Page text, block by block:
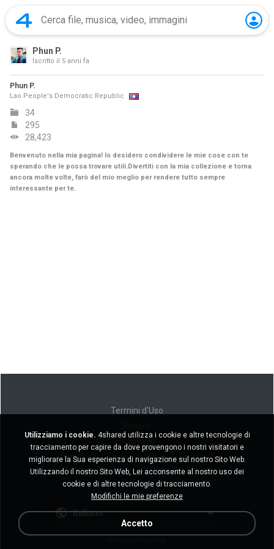
Phun P.
Iscritto il 5 anni fa
Phun P.
Lao People's Democratic Republic
34
295
28,423
Benvenuto nella mia pagina! Io desidero condividere le mie cose con te
sperando che le possa trovare utili.Divertiti con la mia collezione e torna
ancora molte volte, farò del mio meglio per rendere tutto sempre
interessante per te.
Termini d'Uso
Non venda le mie informazioni personali
Non condivida le mie informazioni personali
Italiano
Utilizziamo i cookie. 4shared utilizza i cookie e altre tecnologie di
tracciamento per capire da dove provengono i nostri visitatori e
migliorare la Sua esperienza di navigazione sul nostro Sito Web.
Utilizzando il nostro Sito Web, Lei acconsente al nostro uso dei
cookie e di altre tecnologie di tracciamento.
Modifichi le mie preferenze
Accetto